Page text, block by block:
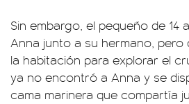
Sin embargo, el pequeño de 14
Anna junto a su hermano,
la habitación para explorar el
ya no encontró a Anna y se
cama marinera que compartía